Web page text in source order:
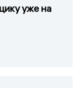
уже на